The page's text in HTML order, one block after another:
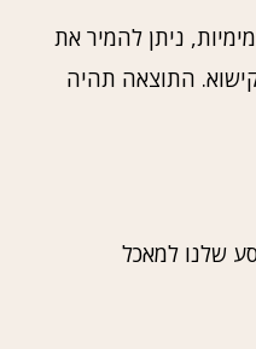
ניתן להמיר את
התוצאה תהיה
שלנו למאכל